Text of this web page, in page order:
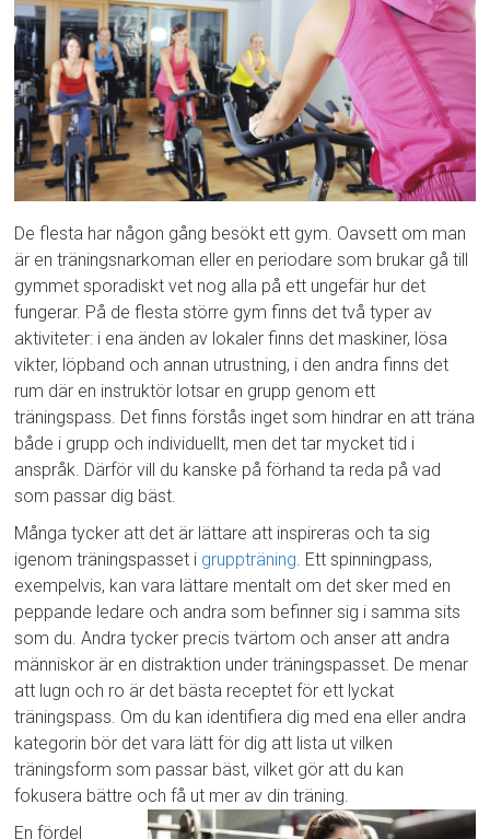
De flesta har någon gång besökt ett gym. Oavsett om man
är en träningsnarkoman eller en periodare som brukar gå till
gymmet sporadiskt vet nog alla på ett ungefär hur det
fungerar. På de flesta större gym finns det två typer av
aktiviteter: i ena änden av lokaler finns det maskiner, lösa
vikter, löpband och annan utrustning, i den andra finns det
rum där en instruktör lotsar en grupp genom ett
träningspass. Det finns förstås inget som hindrar en att träna
både i grupp och individuellt, men det tar mycket tid i
anspråk. Därför vill du kanske på förhand ta reda på vad
som passar dig bäst.
Många tycker att det är lättare att inspireras och ta sig
igenom träningspasset i gruppträning. Ett spinningpass,
exempelvis, kan vara lättare mentalt om det sker med en
peppande ledare och andra som befinner sig i samma sits
som du. Andra tycker precis tvärtom och anser att andra
människor är en distraktion under träningspasset. De menar
att lugn och ro är det bästa receptet för ett lyckat
träningspass. Om du kan identifiera dig med ena eller andra
kategorin bör det vara lätt för dig att lista ut vilken
träningsform som passar bäst, vilket gör att du kan
fokusera bättre och få ut mer av din träning.
En fördel